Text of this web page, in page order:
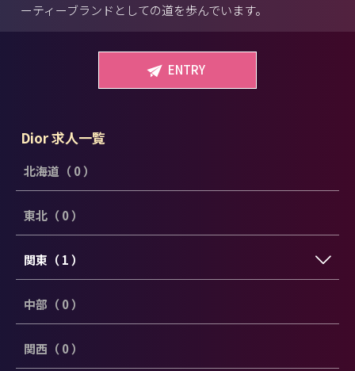
ーティーブランドとしての道を歩んでいます。
ENTRY
Dior 求人一覧
北海道（ 0 ）
東北（ 0 ）
関東（ 1 ）
中部（ 0 ）
関西（ 0 ）